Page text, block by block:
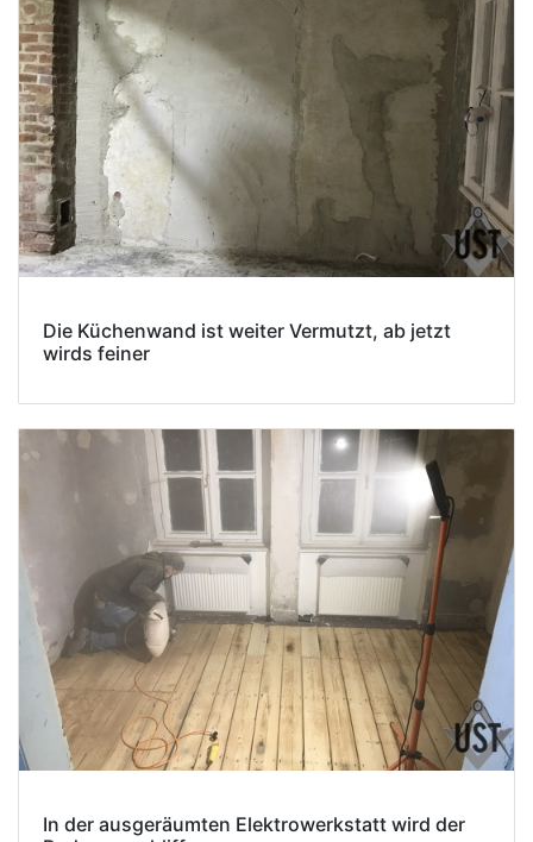
Die Küchenwand ist weiter Vermutzt, ab jetzt
wirds feiner
In der ausgeräumten Elektrowerkstatt wird der